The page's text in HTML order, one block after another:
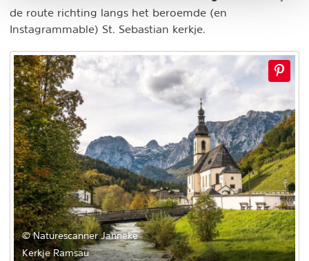
de route richting langs het beroemde (en
Instagrammable) St. Sebastian kerkje.
© Naturescanner Janneke
Kerkje Ramsau